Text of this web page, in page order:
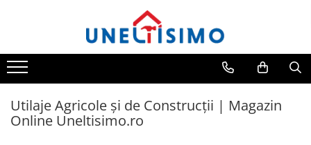
Toate Produsele
Tocatoare crengi si resturi vegetale
Prelucrare biomasa
Aspiratoare si suflante frunze
Utilaje Agricole și de Construcții | Magazin
Online Uneltisimo.ro